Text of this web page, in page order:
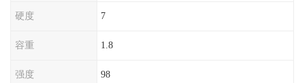
硬度 7
容重 1.8
强度 98